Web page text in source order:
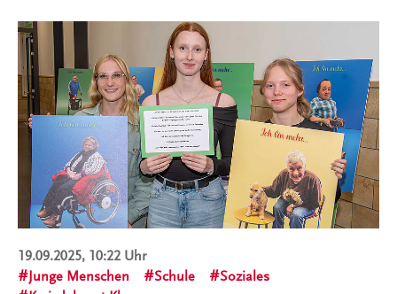
19.09.2025, 10:22 Uhr
Junge Menschen
Schule
Soziales